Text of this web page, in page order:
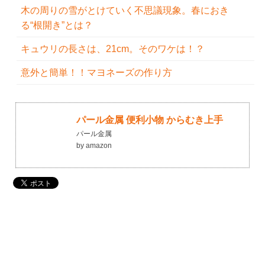
木の周りの雪がとけていく不思議現象。春におき
る“根開き”とは？
キュウリの長さは、21cm。そのワケは！？
意外と簡単！！マヨネーズの作り方
パール金属 便利小物 からむき上手
パール金属
by amazon